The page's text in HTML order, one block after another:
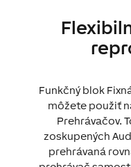
Funkčný blok
môžete použiť
Prehrávačov.
zoskupených
prehrávaná